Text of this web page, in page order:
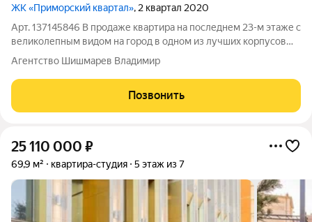
ЖК «Приморский квартал», 2 квартал 2020
Арт. 137145846 В продаже квартира на последнем 23-м этаже с
великолепным видом на город в одном из лучших корпусов
ЖК Приморский квартал! В квартире очень светло и объемно
благодаря большим окнам и западной стороне! Стильный и
современный интерьер,
Агентство Шишмарев Владимир
Позвонить
25 110 000 ₽
69,9 м² квартира-студия 5 этаж из 7